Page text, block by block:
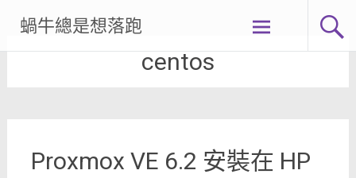
content
蝸牛總是想落跑
centos
Proxmox VE 6.2 安裝在 HP